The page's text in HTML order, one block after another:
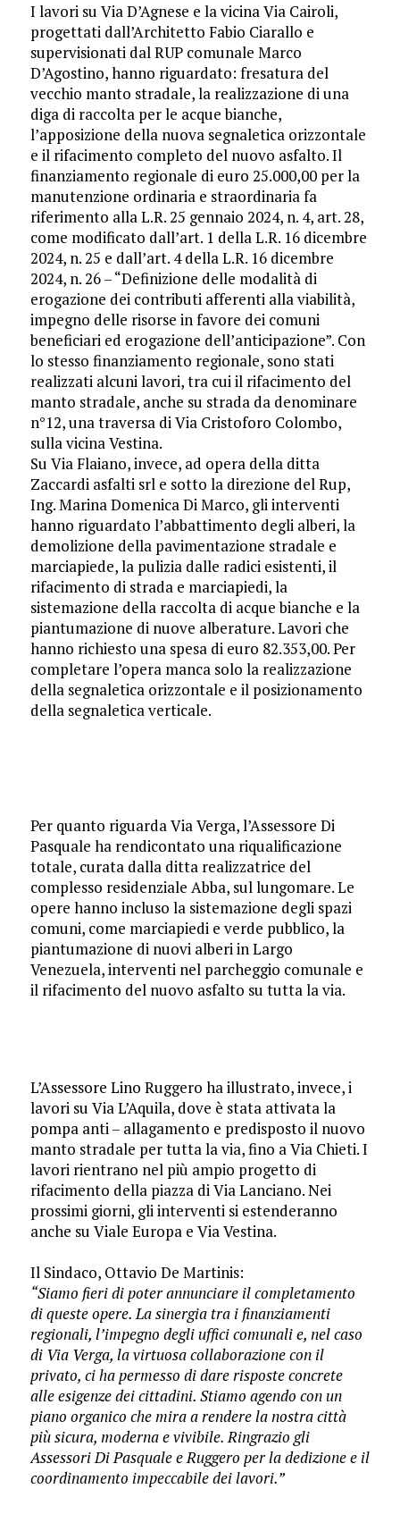
I lavori su Via D’Agnese e la vicina Via Cairoli,
progettati dall’Architetto Fabio Ciarallo e
supervisionati dal RUP comunale Marco
D’Agostino, hanno riguardato: fresatura del
vecchio manto stradale, la realizzazione di una
diga di raccolta per le acque bianche,
l’apposizione della nuova segnaletica orizzontale
e il rifacimento completo del nuovo asfalto. Il
finanziamento regionale di euro 25.000,00 per la
manutenzione ordinaria e straordinaria fa
riferimento alla L.R. 25 gennaio 2024, n. 4, art. 28,
come modificato dall’art. 1 della L.R. 16 dicembre
2024, n. 25 e dall’art. 4 della L.R. 16 dicembre
2024, n. 26 – “Definizione delle modalità di
erogazione dei contributi afferenti alla viabilità,
impegno delle risorse in favore dei comuni
beneficiari ed erogazione dell’anticipazione”. Con
lo stesso finanziamento regionale, sono stati
realizzati alcuni lavori, tra cui il rifacimento del
manto stradale, anche su strada da denominare
n°12, una traversa di Via Cristoforo Colombo,
sulla vicina Vestina.
Su Via Flaiano, invece, ad opera della ditta
Zaccardi asfalti srl e sotto la direzione del Rup,
Ing. Marina Domenica Di Marco, gli interventi
hanno riguardato l’abbattimento degli alberi, la
demolizione della pavimentazione stradale e
marciapiede, la pulizia dalle radici esistenti, il
rifacimento di strada e marciapiedi, la
sistemazione della raccolta di acque bianche e la
piantumazione di nuove alberature. Lavori che
hanno richiesto una spesa di euro 82.353,00. Per
completare l’opera manca solo la realizzazione
della segnaletica orizzontale e il posizionamento
della segnaletica verticale.
Per quanto riguarda Via Verga, l’Assessore Di
Pasquale ha rendicontato una riqualificazione
totale, curata dalla ditta realizzatrice del
complesso residenziale Abba, sul lungomare. Le
opere hanno incluso la sistemazione degli spazi
comuni, come marciapiedi e verde pubblico, la
piantumazione di nuovi alberi in Largo
Venezuela, interventi nel parcheggio comunale e
il rifacimento del nuovo asfalto su tutta la via.
L’Assessore Lino Ruggero ha illustrato, invece, i
lavori su Via L’Aquila, dove è stata attivata la
pompa anti – allagamento e predisposto il nuovo
manto stradale per tutta la via, fino a Via Chieti. I
lavori rientrano nel più ampio progetto di
rifacimento della piazza di Via Lanciano. Nei
prossimi giorni, gli interventi si estenderanno
anche su Viale Europa e Via Vestina.
​Il Sindaco, Ottavio De Martinis:
“Siamo fieri di poter annunciare il completamento
di queste opere. La sinergia tra i finanziamenti
regionali, l’impegno degli uffici comunali e, nel caso
di Via Verga, la virtuosa collaborazione con il
privato, ci ha permesso di dare risposte concrete
alle esigenze dei cittadini. Stiamo agendo con un
piano organico che mira a rendere la nostra città
più sicura, moderna e vivibile. Ringrazio gli
Assessori Di Pasquale e Ruggero per la dedizione e il
coordinamento impeccabile dei lavori.”